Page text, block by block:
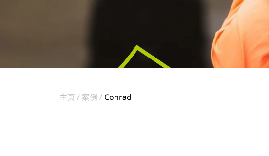
主页 案例 Conrad